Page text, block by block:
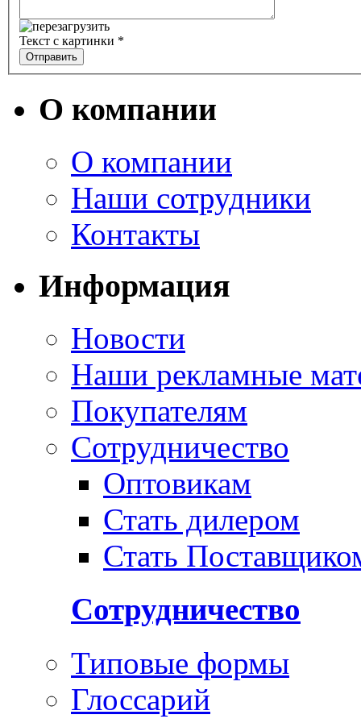
Текст с картинки *
О компании
О компании
Наши сотрудники
Контакты
Информация
Новости
Наши рекламные
Покупателям
Сотрудничество
Оптовикам
Стать дилером
Стать
Сотрудничество
Типовые формы
Глоссарий